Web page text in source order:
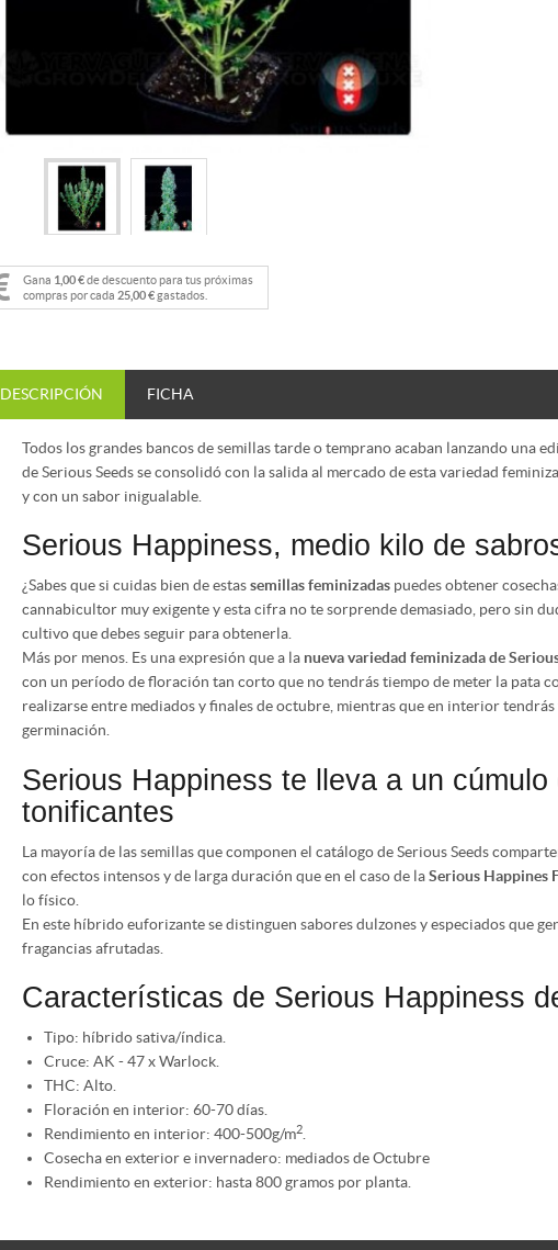
Gana 1,00 €de descuento para tus próximas
compras por cada 25,00 €gastados.
DESCRIPCIÓN FICHA
Todos los grandes bancos de semillas tarde o temprano acaban lanzando una
de Serious Seeds se consolidó con la salida al mercado de esta variedad
y con un sabor inigualable.
Serious Happiness, medio kilo de
¿Sabes que si cuidas bien de estassemillas feminizadas puedes obtener
cannabicultor muy exigente y esta cifra no te sorprende demasiado, pero sin
cultivo que debes seguir para obtenerla.
Más por menos. Es una expresión que a la nueva variedad feminizada de
con un período de floración tan corto que no tendrás tiempo de meter la pata
realizarse entre mediados y finales de octubre, mientras que en interior
germinación.
Serious Happiness te lleva a un
tonificantes
La mayoría de las semillas que componen el catálogo de Serious Seeds
con efectos intensos y de larga duración que en el caso de laSerious Happines
lo físico.
En este híbrido euforizante se distinguen sabores dulzones y especiados que
fragancias afrutadas.
Características de Serious Happiness
Tipo: híbrido sativa/índica.
Cruce: AK - 47 x Warlock.
THC: Alto.
Floración en interior: 60-70 días.
Rendimiento en interior: 400-500g/m2
Cosecha en exterior e invernadero: mediados de Octubre
Rendimiento en exterior: hasta 800 gramos por planta.